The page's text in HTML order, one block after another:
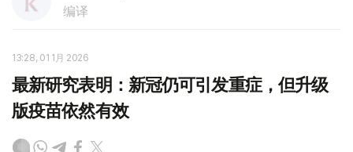
编译
13:28, 01 1月 2026
最新研究表明：新冠仍可引发重症，但升级
版疫苗依然有效